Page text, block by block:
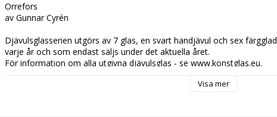
Orrefors
av Gunnar Cyrén
Djävulsglasserien utgörs av 7 glas, en svart handjävul och sex
varje år och som endast säljs under det aktuella året.
För information om alla utgivna djävulsglas - se www.konstglas.eu.
Visa mer